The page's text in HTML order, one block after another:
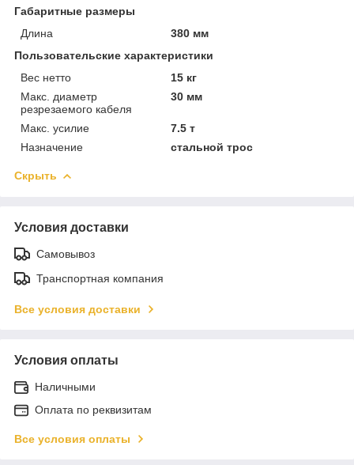
Габаритные размеры
Длина
380 мм
Пользовательские характеристики
Вес нетто
15 кг
Макс. диаметр
резрезаемого кабеля
30 мм
Макс. усилие
7.5 т
Назначение
стальной трос
Скрыть
Условия доставки
Самовывоз
Транспортная компания
Все условия доставки
Условия оплаты
Наличными
Оплата по реквизитам
Все условия оплаты